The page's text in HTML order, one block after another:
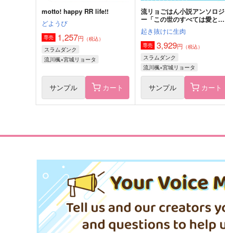
きらめきの在り処
440円
仙道彰×流川楓
サンプル 作品詳細
分水嶺1/3
629円（税込）
サンプル 作品詳細
motto! happy RR life!!
どようび
専売 1,257円 （税込）
スラムダンク
流川楓×宮城リョータ
サンプル カート
流リョごはん小説アンソロジ
ー「この世のすべては愛とメ
シ」
起き抜けに生肉
専売 3,929円 （税込）
スラムダンク
流川楓×宮城リョータ
サンプル カート